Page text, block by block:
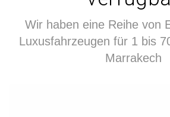
Wir haben eine Reihe von
Luxusfahrzeugen für 1 bis
Marrakech